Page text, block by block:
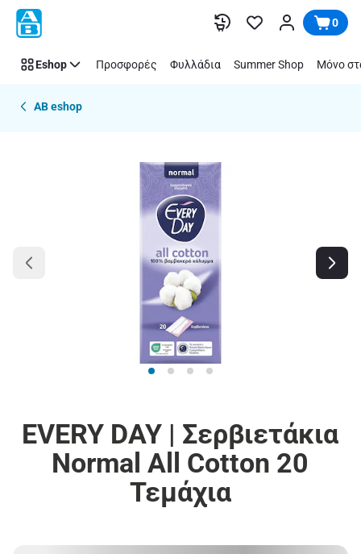
Παράλειψη 0
Eshop Προσφορές Φυλλάδια Summer Shop Μόνο
AB eshop
EVERY DAY | Σερβιετάκια
Normal All Cotton 20
Τεμάχια